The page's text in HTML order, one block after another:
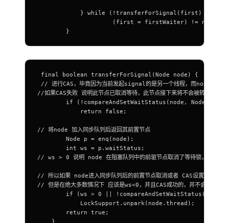
            } while (!transferForSignal(first) &&
                     (first = firstWaiter) != null);
        }
final boolean transferForSignal(Node node) {
// 进行CAS，毕竟因为当前发起signal的是另一个线程，而node本身可
//如果CAS失败 说明此节点已取消等待，此节点接下来将不会被转移到
if (!compareAndSetWaitStatus(node,
            return false;
// 将node 加入同步队列后返回其前置节点
        Node p = enq(node);
        int ws = p.waitStatus;
// ws > 0 说明 node 在阻塞队列中的前驱节点取消了等待锁，直接唤
// 所以如果 node进入同步队列后的前置节点取消或者 CAS设置SIGNAL
// 但是在绝大多数情况下 应该是ws<0，并且CAS成功的，并不会直接
if (ws > 0 || !compareAndSetWaitStatus(p,
            LockSupport.unpark(node.thread);
        return true;
    }